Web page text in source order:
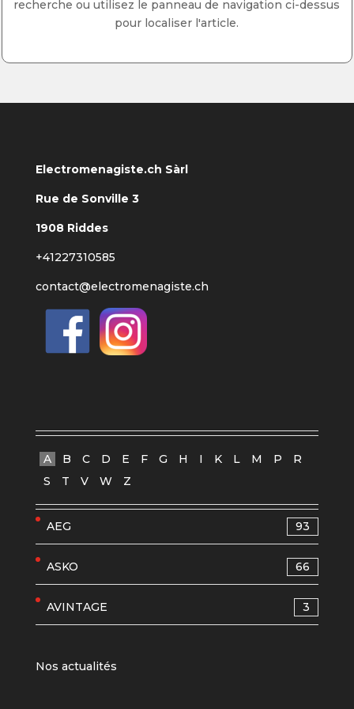
recherche ou utilisez le panneau de navigation ci-dessus
pour localiser l'article.
Electromenagiste.ch Sàrl
Rue de Sonville 3
1908 Riddes
+41227310585
contact@electromenagiste.ch
A B C D E F G H I K L M P
R
S
T V W Z
AEG 93
ASKO 66
AVINTAGE 3
Nos actualités